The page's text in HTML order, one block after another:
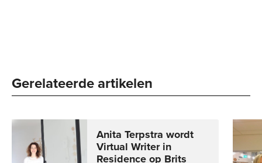
Gerelateerde artikelen
Anita Terpstra wordt
Virtual Writer in
Residence op Brits